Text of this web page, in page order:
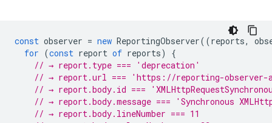
const observer = new ReportingObserver((reports,
for (const report of reports)
{
// → report.type === 'deprecation'
// → report.url === 'https://reporting-observer-
// → report.body.id ===
// → report.body.message === 'Synchronous
// → report.body.lineNumber === 11